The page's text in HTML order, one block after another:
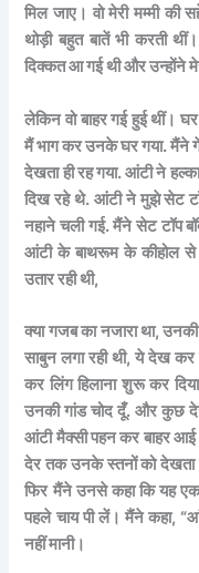
मिल जाए। वो मेरी मम्मी
थोड़ी बहुत बातें भी करती
दिक्कत आ गई थी और उन्होंने
लेकिन वो बाहर गई हुई थीं।
मैं भाग कर उनके घर गया. मैंने
देखता ही रह गया. आंटी ने
दिख रहे थे. आंटी ने मुझे सेट
नहाने चली गई. मैंने सेट टॉप
आंटी के बाथरूम के कीहोल से
उतार रही थी,
क्या गजब का नजारा था,
साबुन लगा रही थी, ये देख कर
कर लिंग हिलाना शुरू कर
उनकी गांड चोद दूँ. और कुछ
आंटी मैक्सी पहन कर बाहर आई
देर तक उनके स्तनों को देखता
फिर मैंने उनसे कहा कि यह
पहले चाय पी लें। मैंने कहा,
नहीं मानी।